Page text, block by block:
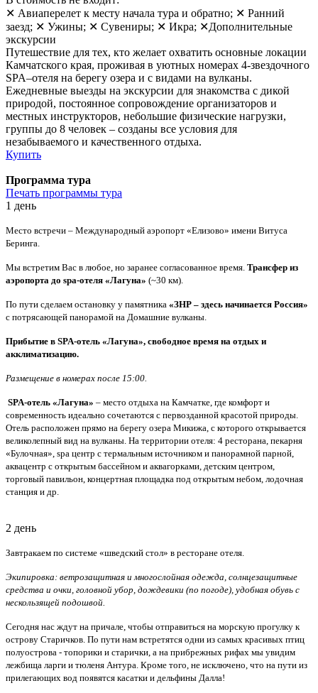
✕ Авиаперелет к месту начала тура и обратно; ✕ Ранний
заезд; ✕ Ужины; ✕ Сувениры; ✕ Икра; ✕Дополнительные
экскурсии
Путешествие для тех, кто желает охватить основные локации
Камчатского края, проживая в уютных номерах 4-звездочного
SPA–отеля на берегу озера и с видами на вулканы.
Ежедневные выезды на экскурсии для знакомства с дикой
природой, постоянное сопровождение организаторов и
местных инструкторов, небольшие физические нагрузки,
группы до 8 человек – созданы все условия для
незабываемого и качественного отдыха.
Купить
Программа тура
Печать программы тура
1 день
Место встречи – Международный аэропорт «Елизово» имени Витуса
Беринга.
Мы встретим Вас в любое, но заранее согласованное время. Трансфер из
аэропорта до spa-отеля «Лагуна» (~30 км).
По пути сделаем остановку у памятника «ЗНР – здесь начинается Россия»
с потрясающей панорамой на Домашние вулканы.
Прибытие в SPA-отель «Лагуна», свободное время на отдых и
акклиматизацию.
Размещение в номерах после 15:00.
SPA-отель «Лагуна» – место отдыха на Камчатке, где комфорт и
современность идеально сочетаются с первозданной красотой природы.
Отель расположен прямо на берегу озера Микижа, с которого открывается
великолепный вид на вулканы. На территории отеля: 4 ресторана, пекарня
«Булочная», spa центр с термальным источником и панорамной парной,
аквацентр с открытым бассейном и аквагорками, детским центром,
торговый павильон, концертная площадка под открытым небом, лодочная
станция и др.
2 день
Завтракаем по системе «шведский стол» в ресторане отеля.
Экипировка: ветрозащитная и многослойная одежда, солнцезащитные
средства и очки, головной убор, дождевики (по погоде), удобная обувь с
нескользящей подошвой.
Сегодня нас ждут на причале, чтобы отправиться на морскую прогулку к
острову Старичков. По пути нам встретятся одни из самых красивых птиц
полуострова - топорики и старички, а на прибрежных рифах мы увидим
лежбища ларги и тюленя Антура. Кроме того, не исключено, что на пути из
прилегающих вод появятся касатки и дельфины Далла!